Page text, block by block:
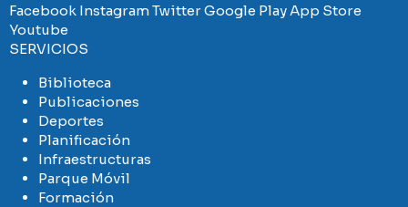
Facebook InstagramTwitterGoogle Play App Store
Youtube
SERVICIOS
Biblioteca
Publicaciones
Deportes
Planificación
Infraestructuras
Parque Móvil
Formación